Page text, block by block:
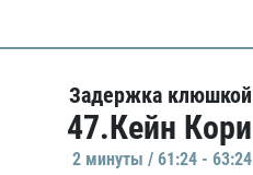
Задержка клюшкой
47.Кейн Кори
2 минуты / 61:24 - 63:24